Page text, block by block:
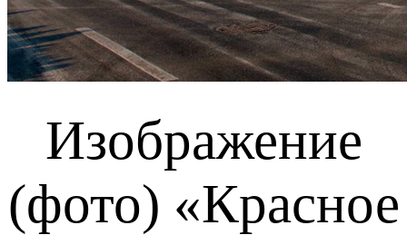
Изображение
(фото) «Красное